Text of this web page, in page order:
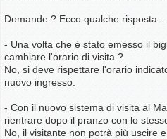
Domande ? Ecco qualche risposta ...
- Una volta che è stato emesso il
cambiare l'orario di visita ?
No, si deve rispettare l'orario
nuovo ingresso.
- Con il nuovo sistema di visita al
rientrare dopo il pranzo con lo
No, il visitante non potrà più uscire